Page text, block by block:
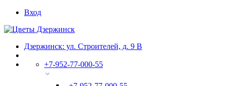
Вход
Дзержинск: ул. Строителей, д. 9 В
+7-952-77-000-55